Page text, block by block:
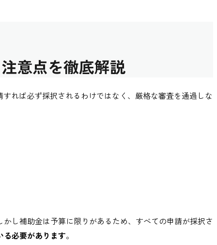
意点を徹底解説
れば必ず採択されるわけではなく、厳格な審査を通過しな
し補助金は予算に限りがあるため、すべての申請が採択さ
る必要があります。